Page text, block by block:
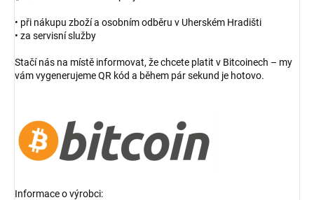
• při nákupu zboží a osobním odběru v Uherském Hradišti
• za servisní služby
Stačí nás na místě informovat, že chcete platit v Bitcoinech – my
vám vygenerujeme QR kód a během pár sekund je hotovo.
Informace o výrobci: